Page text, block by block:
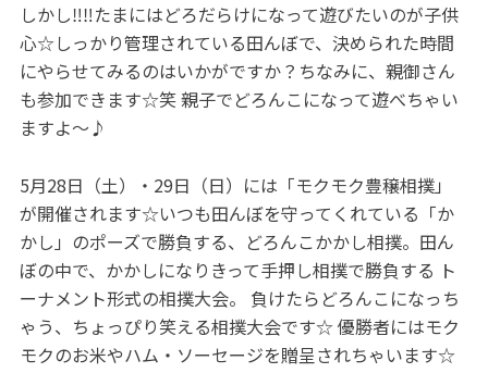
しかし‼‼たまにはどろだらけになって遊びたいのが子供
心☆しっかり管理されている田んぼで、決められた時間
にやらせてみるのはいかがですか？ちなみに、親御さん
も参加できます☆笑 親子でどろんこになって遊べちゃい
ますよ～♪
5月28日（土）・29日（日）には「モクモク豊穣相撲」
が開催されます☆いつも田んぼを守ってくれている「か
かし」のポーズで勝負する、どろんこかかし相撲。田ん
ぼの中で、かかしになりきって手押し相撲で勝負する ト
ーナメント形式の相撲大会。 負けたらどろんこになっち
ゃう、ちょっぴり笑える相撲大会です☆ 優勝者にはモク
モクのお米やハム・ソーセージを贈呈されちゃいます☆